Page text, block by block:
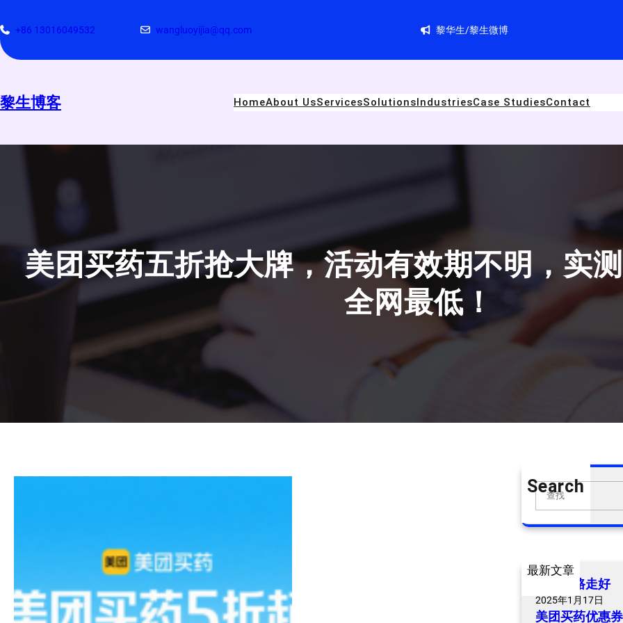
至
内
容
+86 13016049532 wangluoyijia@qq.com 黎华生/黎生微博
黎生博客 HomeAbout UsServicesSolutionsIndustriesCase StudiesContact
美团买药五折抢大牌，活动有效期不明，实
全网最低！
Search
S
a
h
最新文章
爷爷一路走好
2025年1月17日
美团买药优惠